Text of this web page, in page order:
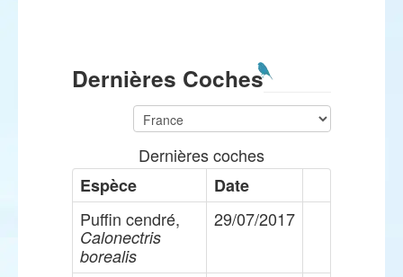
Dernières Coches
Dernières coches
Espèce
Date
Puffin cendré,
Calonectris
borealis
29/07/2017